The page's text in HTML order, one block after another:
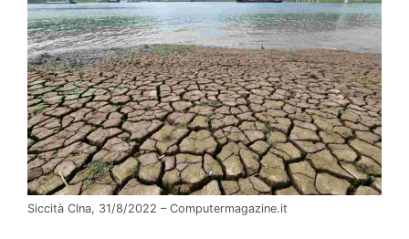
Siccità CIna, 31/8/2022 – Computermagazine.it